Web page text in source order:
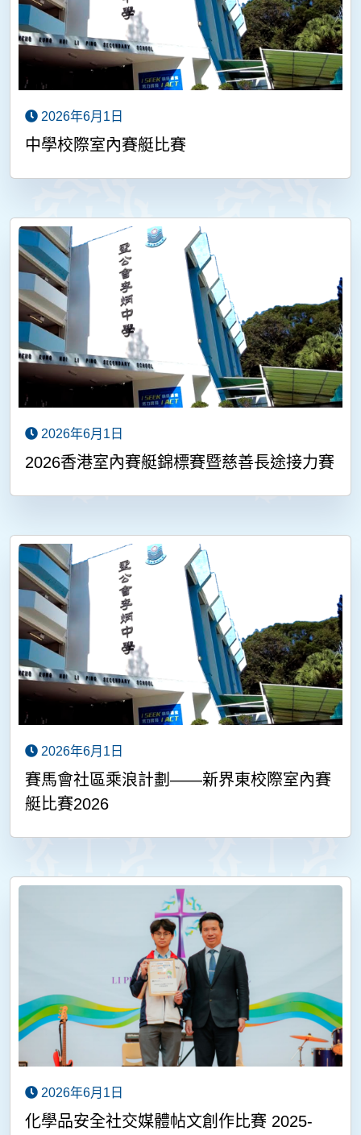
2026年6月1日
中學校際室內賽艇比賽
2026年6月1日
2026香港室內賽艇錦標賽暨慈善長途接力賽
2026年6月1日
賽馬會社區乘浪計劃——新界東校際室內賽
艇比賽2026
2026年6月1日
化學品安全社交媒體帖文創作比賽 2025-